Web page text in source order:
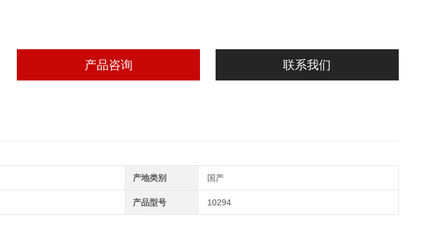
产品咨询 联系我们
产地类别 国产
产品型号 10294